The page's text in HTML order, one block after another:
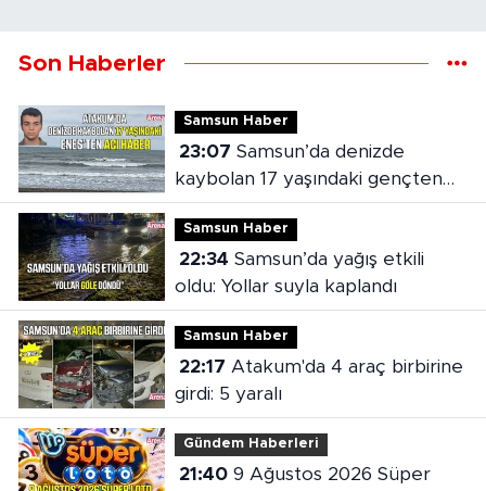
Son Haberler
Samsun Haber
23:07
kaybolan 17 yaşındaki gençten
acı haber
Samsun Haber
22:34
oldu: Yollar suyla kaplandı
Samsun Haber
22:17
girdi: 5 yaralı
Gündem Haberleri
21:409 Ağustos 2026 Süper